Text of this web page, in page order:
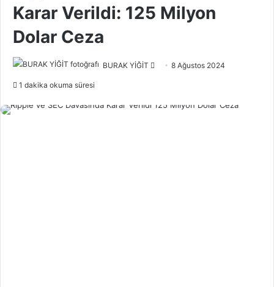
Karar Verildi: 125 Milyon
Dolar Ceza
BURAK YİĞİT
göndermek
8 Ağustos 2024
1 dakika okuma süresi